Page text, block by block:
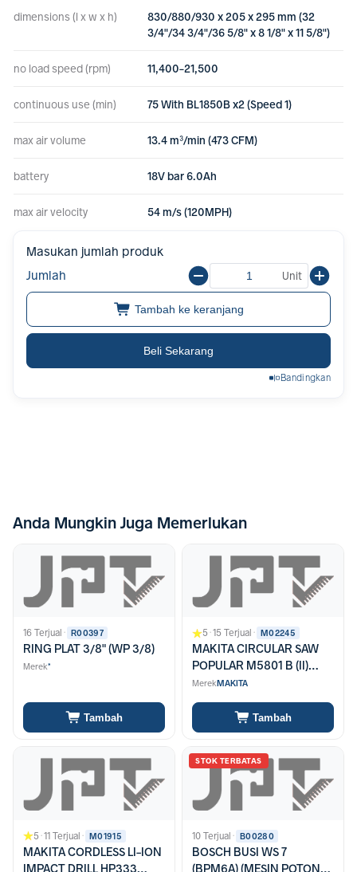
dimensions (l x w x h)
830/880/930 x 205 x 295 mm (32
3/4"/34 3/4"/36 5/8" x 8 1/8" x 11 5/8")
no load speed (rpm) 11,400-21,500
continuous use (min) 75 With BL1850B x2 (Speed 1)
max air volume 13.4 m³/min (473 CFM)
battery 18V bar 6.0Ah
max air velocity 54 m/s (120MPH)
Masukan jumlah produk
Jumlah
Unit
Tambah ke keranjang
Beli Sekarang
Bandingkan
Anda Mungkin Juga Memerlukan
16 Terjual· R00397
RING PLAT 3/8" (WP 3/8)
Merek*
Tambah
5·15 Terjual· M02245
MAKITA CIRCULAR SAW
POPULAR M5801 B (II)
MSERIES FREE BLADE
7"X40 T (D-09123) / KAP.
185MM / 1050W
MerekMAKITA
Tambah
5·11 Terjual· M01915
MAKITA CORDLESS LI-ION
IMPACT DRILL HP333
STOK TERBATAS
10 Terjual· B00280
BOSCH BUSI WS 7
(BPM6A) (MESIN POTONG